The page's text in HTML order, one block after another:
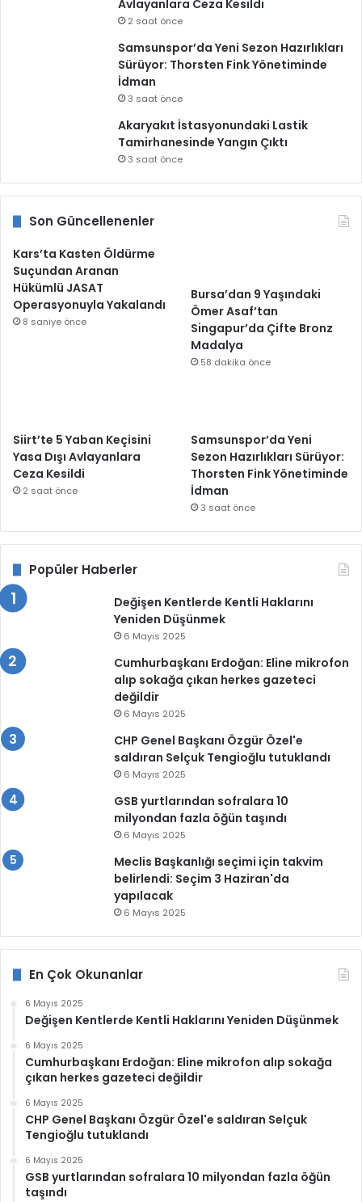
Avlayanlara Ceza Kesildi
2 saat önce
Samsunspor’da Yeni Sezon Hazırlıkları
Sürüyor: Thorsten Fink Yönetiminde
İdman
3 saat önce
Akaryakıt İstasyonundaki Lastik
Tamirhanesinde Yangın Çıktı
3 saat önce
Son Güncellenenler
Kars’ta Kasten Öldürme
Suçundan Aranan
Hükümlü JASAT
Operasyonuyla Yakalandı
8 saniye önce
Bursa’dan 9 Yaşındaki
Ömer Asaf’tan
Singapur’da Çifte Bronz
Madalya
58 dakika önce
Siirt’te 5 Yaban Keçisini
Yasa Dışı Avlayanlara
Ceza Kesildi
2 saat önce
Samsunspor’da Yeni
Sezon Hazırlıkları Sürüyor:
Thorsten Fink Yönetiminde
İdman
3 saat önce
Popüler Haberler
Değişen Kentlerde Kentli Haklarını
Yeniden Düşünmek
6 Mayıs 2025
Cumhurbaşkanı Erdoğan: Eline mikrofon
alıp sokağa çıkan herkes gazeteci
değildir
6 Mayıs 2025
CHP Genel Başkanı Özgür Özel'e
saldıran Selçuk Tengioğlu tutuklandı
6 Mayıs 2025
GSB yurtlarından sofralara 10
milyondan fazla öğün taşındı
6 Mayıs 2025
Meclis Başkanlığı seçimi için takvim
belirlendi: Seçim 3 Haziran'da
yapılacak
6 Mayıs 2025
En Çok Okunanlar
6 Mayıs 2025
Değişen Kentlerde Kentli Haklarını Yeniden Düşünmek
6 Mayıs 2025
Cumhurbaşkanı Erdoğan: Eline mikrofon alıp sokağa
çıkan herkes gazeteci değildir
6 Mayıs 2025
CHP Genel Başkanı Özgür Özel'e saldıran Selçuk
Tengioğlu tutuklandı
6 Mayıs 2025
GSB yurtlarından sofralara 10 milyondan fazla öğün
taşındı